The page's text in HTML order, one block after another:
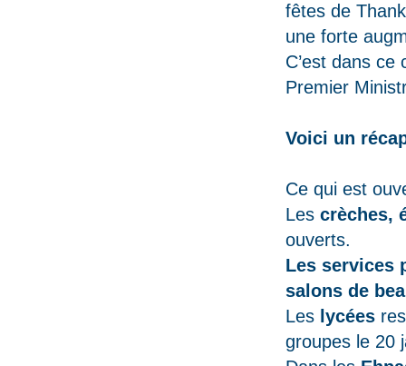
fêtes de
une forte
C’est dans ce
Premier
Voici un
Ce qui est
Les crèches,
ouverts.
Les services
salons de
Les lycées
groupes le 20